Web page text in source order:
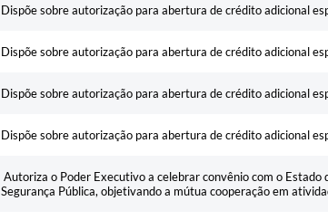
Dispõe sobre autorização para abertura de crédito adicional
Dispõe sobre autorização para abertura de crédito adicional
Dispõe sobre autorização para abertura de crédito adicional
Dispõe sobre autorização para abertura de crédito adicional
Autoriza o Poder Executivo a celebrar convênio com o Estado
Segurança Pública, objetivando a mútua cooperação em